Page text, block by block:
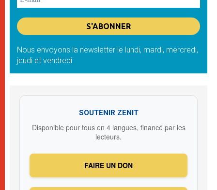
Nous envoyons la newsletter le lundi, mardi, mercredi,
jeudi et vendredi
SOUTENIR ZENIT
Disponible pour tous en 4 langues, financé par les
lecteurs.
FAIRE UN DON